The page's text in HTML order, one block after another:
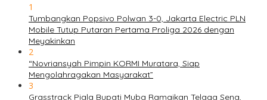
1
Tumbangkan Popsivo Polwan 3-0, Jakarta Electric PLN
Mobile Tutup Putaran Pertama Proliga 2026 dengan
Meyakinkan
2
“Novriansyah Pimpin KORMI Muratara, Siap
Mengolahragakan Masyarakat”
3
Grasstrack Piala Bupati Muba Ramaikan Telaga Sena,